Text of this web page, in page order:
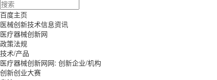
百度主页
医械创新技术信息资讯
医疗器械创新网
政策法规
技术/产品
医疗器械创新网网: 创新企业/机构
创新创业大赛